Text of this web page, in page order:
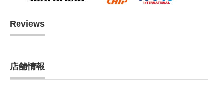
Reviews
店舗情報